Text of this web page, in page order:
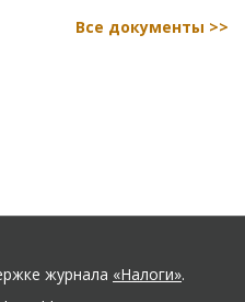
Все документы >>
журнала «Налоги».